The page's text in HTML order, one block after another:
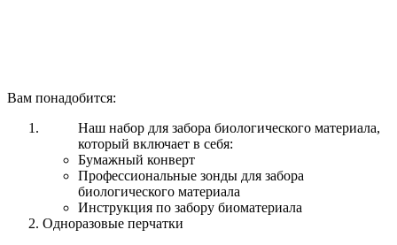
Вам понадобится:
Наш набор для забора биологического материала,
который включает в себя:
Бумажный конверт
Профессиональные зонды для забора
биологического материала
Инструкция по забору биоматериала
Одноразовые перчатки